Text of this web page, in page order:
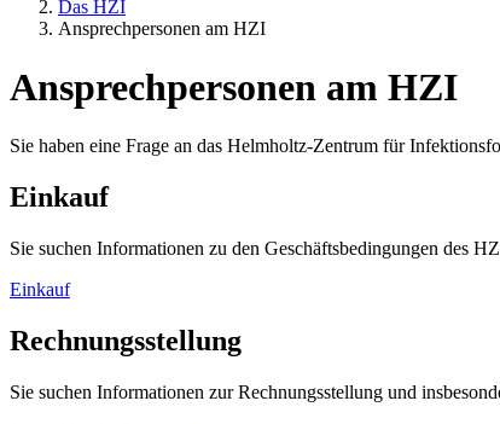
Das HZI
Ansprechpersonen am HZI
Ansprechpersonen am HZI
Sie haben eine Frage an das Helmholtz-Zentrum für
Einkauf
Sie suchen Informationen zu den Geschäftsbedingungen des
Einkauf
Rechnungsstellung
Sie suchen Informationen zur Rechnungsstellung und